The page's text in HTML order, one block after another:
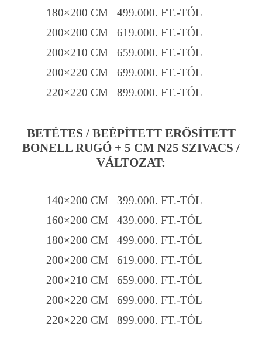
180×200 CM 499.000. FT.-TÓL
200×200 CM 619.000. FT.-TÓL
200×210 CM 659.000. FT.-TÓL
200×220 CM 699.000. FT.-TÓL
220×220 CM 899.000. FT.-TÓL
BETÉTES / BEÉPÍTETT ERŐSÍTETT
BONELL RUGÓ + 5 CM N25 SZIVACS /
VÁLTOZAT:
140×200 CM 399.000. FT.-TÓL
160×200 CM 439.000. FT.-TÓL
180×200 CM 499.000. FT.-TÓL
200×200 CM 619.000. FT.-TÓL
200×210 CM 659.000. FT.-TÓL
200×220 CM 699.000. FT.-TÓL
220×220 CM 899.000. FT.-TÓL